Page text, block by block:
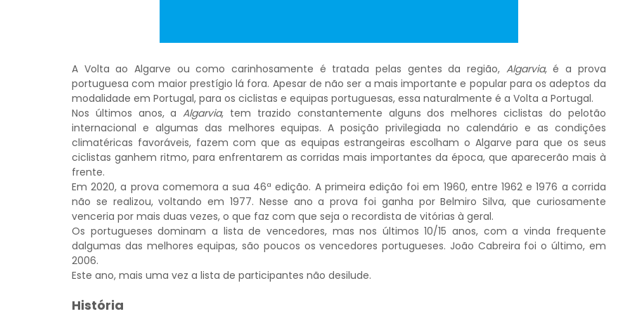
A Volta ao Algarve ou como carinhosamente é tratada pelas gentes da região, Algarvia, é a prova
portuguesa com maior prestígio lá fora. Apesar de não ser a mais importante e popular para os adeptos da
modalidade em Portugal, para os ciclistas e equipas portuguesas, essa naturalmente é a Volta a Portugal.
Nos últimos anos, aAlgarvia, tem trazido constantemente alguns dos melhores ciclistas do pelotão
internacional e algumas das melhores equipas. A posição privilegiada no calendário e as condições
climatéricas favoráveis, fazem com que as equipas estrangeiras escolham o Algarve para que os seus
ciclistas ganhem ritmo, para enfrentarem as corridas mais importantes da época, que aparecerão mais à
frente.
Em 2020, a prova comemora a sua 46ª edição. A primeira edição foi em 1960, entre 1962 e 1976 a corrida
não se realizou, voltando em 1977. Nesse ano a prova foi ganha por Belmiro Silva, que curiosamente
venceria por mais duas vezes, o que faz com que seja o recordista de vitórias à geral.
Os portugueses dominam a lista de vencedores, mas nos últimos 10/15 anos, com a vinda frequente
dalgumas das melhores equipas, são poucos os vencedores portugueses. João Cabreira foi o último, em
2006.
Este ano, mais uma vez a lista de participantes não desilude.
História